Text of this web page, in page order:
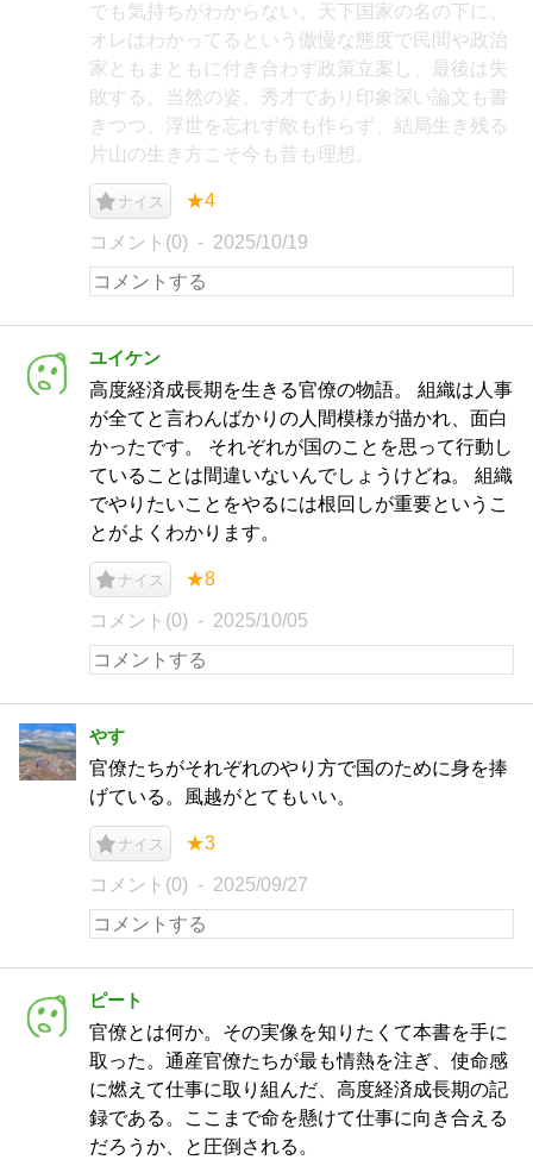
でも気持ちがわからない。天下国家の名の下に、
オレはわかってるという傲慢な態度で民間や政治
家ともまともに付き合わず政策立案し、最後は失
敗する、当然の姿。秀才であり印象深い論文も書
きつつ、浮世を忘れず敵も作らず、結局生き残る
片山の生き方こそ今も昔も理想。
ナイス ★4
コメント(0) 2025/10/19
ユイケン
高度経済成長期を生きる官僚の物語。 組織は人事
が全てと言わんばかりの人間模様が描かれ、面白
かったです。 それぞれが国のことを思って行動し
ていることは間違いないんでしょうけどね。 組織
でやりたいことをやるには根回しが重要というこ
とがよくわかります。
ナイス ★8
コメント(0) 2025/10/05
やす
官僚たちがそれぞれのやり方で国のために身を捧
げている。風越がとてもいい。
ナイス ★3
コメント(0) 2025/09/27
ピート
官僚とは何か。その実像を知りたくて本書を手に
取った。通産官僚たちが最も情熱を注ぎ、使命感
に燃えて仕事に取り組んだ、高度経済成長期の記
録である。ここまで命を懸けて仕事に向き合える
だろうか、と圧倒される。